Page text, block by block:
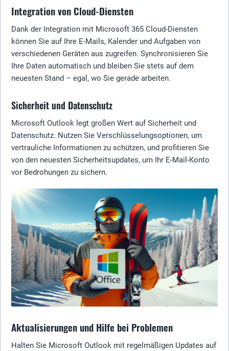
Integration von Cloud-Diensten
Dank der Integration mit Microsoft 365 Cloud-Diensten
können Sie auf Ihre E-Mails, Kalender und Aufgaben von
verschiedenen Geräten aus zugreifen. Synchronisieren Sie
Ihre Daten automatisch und bleiben Sie stets auf dem
neuesten Stand – egal, wo Sie gerade arbeiten.
Sicherheit und Datenschutz
Microsoft Outlook legt großen Wert auf Sicherheit und
Datenschutz. Nutzen Sie Verschlüsselungsoptionen, um
vertrauliche Informationen zu schützen, und profitieren Sie
von den neuesten Sicherheitsupdates, um Ihr E-Mail-Konto
vor Bedrohungen zu sichern.
Aktualisierungen und Hilfe bei Problemen
Halten Sie Microsoft Outlook mit regelmäßigen Updates auf